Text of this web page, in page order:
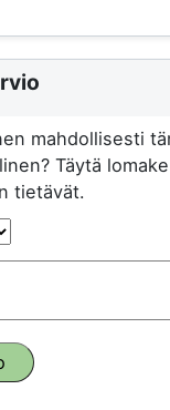
mahdollisesti
Täytä
tietävät.